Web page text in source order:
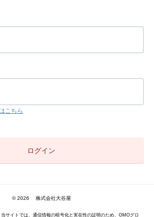
こちら
© 2026 株式会社大谷屋
当サイトでは、通信情報の暗号化と実在性の証明のため、GMOグロ